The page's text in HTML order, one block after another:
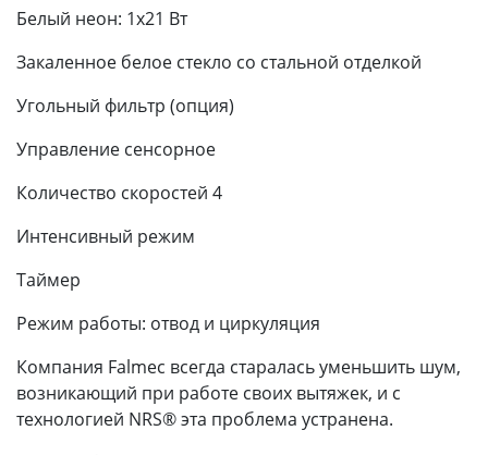
Белый неон: 1х21 Вт
Закаленное белое стекло со стальной отделкой
Угольный фильтр (опция)
Управление сенсорное
Количество скоростей 4
Интенсивный режим
Таймер
Режим работы: отвод и циркуляция
Компания Falmec всегда старалась уменьшить шум,
возникающий при работе своих вытяжек, и с
технологией NRS® эта проблема устранена.